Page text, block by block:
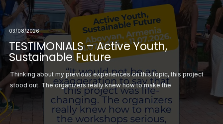
Exchange Building
project that
and democratic
Youth Exchange
with the
Federacije Bosne
Erasmus+
03/08/2026
TESTIMONIALS – Active Youth,
Sustainable Future
Thinking about my previous experiences on this topic, this project
stood out. The organizers really knew how to make the
29/07/2026
Open Call – Youth
Eco-Stories
Eco-Narratives is an
transforms
environmental
04/08/2026
Announcement:
Participants for the
“Outdoor Way”
organization SZSR
i
Hercegovine), is
Programme.